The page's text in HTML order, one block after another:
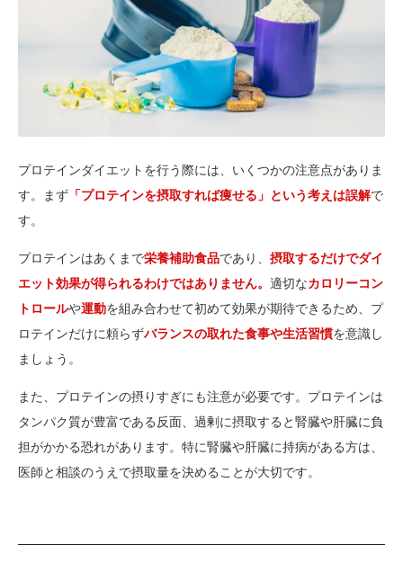
プロテインダイエットを行う際には、いくつかの注意点がありま
す。まず 「プロテインを摂取すれば痩せる」という考えは誤解で
す。
プロテインはあくまで栄養補助食品であり、 摂取するだけでダイ
エット効果が得られるわけではありません。 適切なカロリーコン
トロールや運動を組み合わせて初めて効果が期待できるため、プ
ロテインだけに頼らずバランスの取れた食事や生活習慣を意識し
ましょう。
また、プロテインの摂りすぎにも注意が必要です。プロテインは
タンパク質が豊富である反面、過剰に摂取すると腎臓や肝臓に負
担がかかる恐れがあります。特に腎臓や肝臓に持病がある方は、
医師と相談のうえで摂取量を決めることが大切です。